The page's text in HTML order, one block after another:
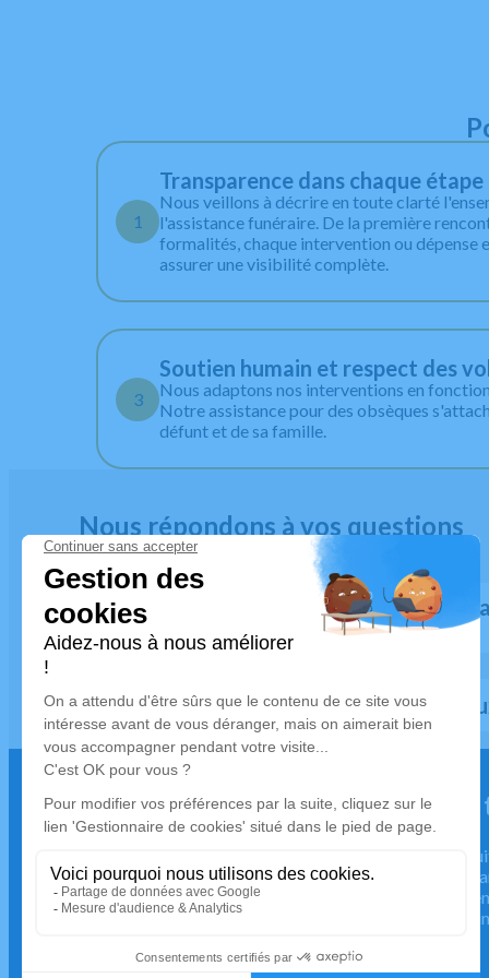
1
Transparence dans chaque étape
Nous veillons à décrire en toute clarté
l'assistance funéraire. De la première
formalités, chaque intervention ou dépense
assurer une visibilité complète.
3
Soutien humain et respect des
Nous adaptons nos interventions en
Notre assistance pour des obsèques
défunt et de sa famille.
Nous répondons à vos questions
À quel moment faut-il contacter une
funèbres ?
Comment obtenir une assistance
Quelles formalités pour
Nous restons à votre écoute
urgence décès, 24h sur 24.
En cas de décès, nous sommes à votre écoute jour et
vous accompagne immédiatement pour organiser le
défunt et prendre en charge toutes les démarches
Disponibilité 24h/24 et 7j/7 – Contactez-nous dès
Devis gratuit
04 75 39 70 70